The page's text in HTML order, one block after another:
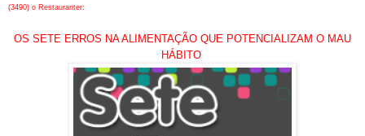
(3490) o Restauranter:
OS SETE ERROS NA ALIMENTAÇÃO QUE POTENCIALIZAM O MAU
HÁBITO